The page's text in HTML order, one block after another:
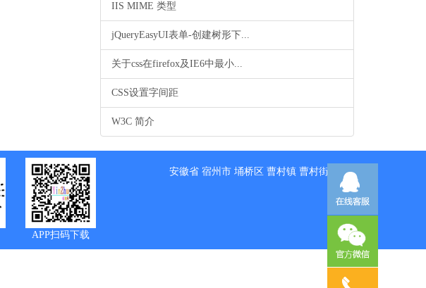
IIS MIME 类型
jQueryEasyUI表单-创建树形下...
关于css在firefox及IE6中最小...
CSS设置字间距
W3C 简介
APP扫码下载
安徽省 宿州市 埇桥区 曹村镇 曹村街